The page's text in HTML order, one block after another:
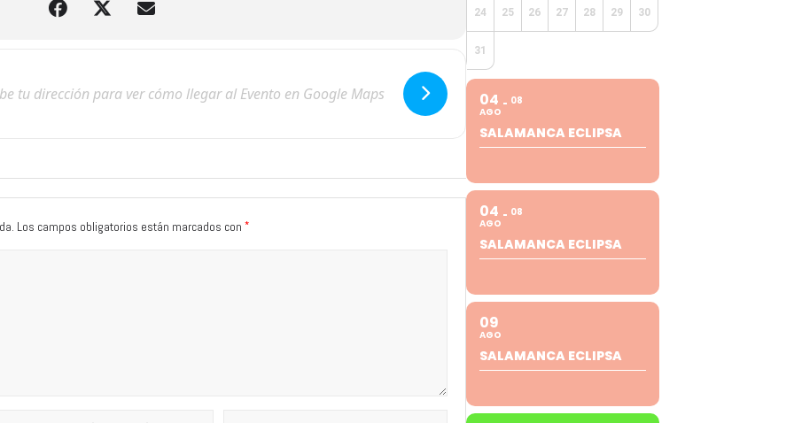
Los campos obligatorios están marcados con *
24 25 26 27 28 29 30
31
04
AGO
08
SALAMANCA ECLIPSA
04
AGO
08
SALAMANCA ECLIPSA
09
AGO
SALAMANCA ECLIPSA